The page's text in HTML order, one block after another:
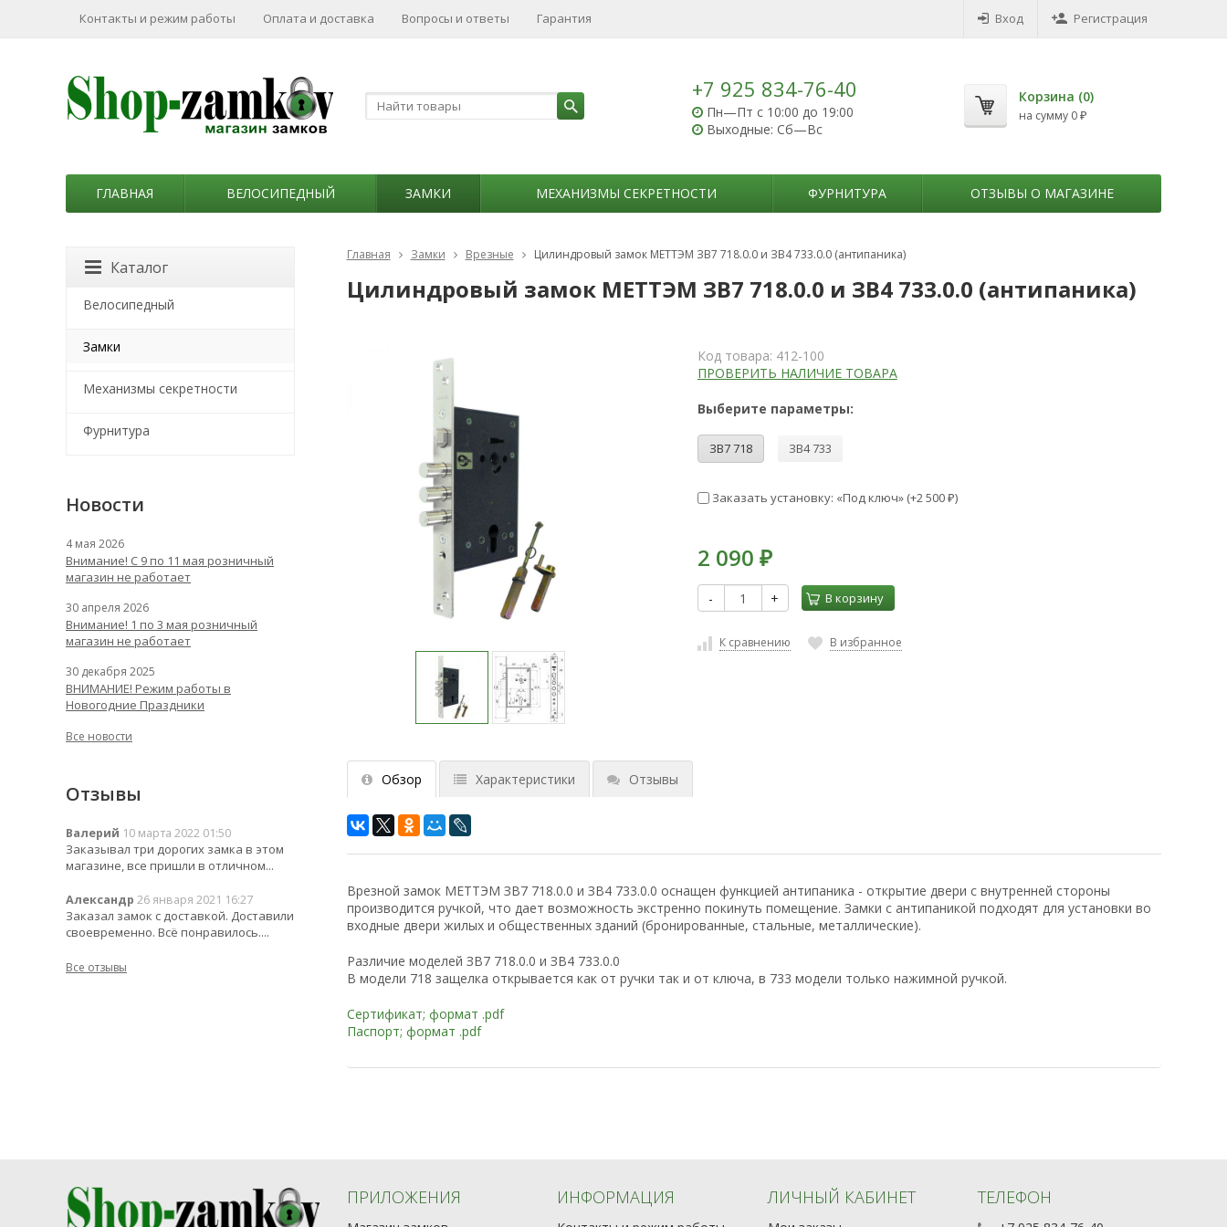
Контакты и режим работы Оплата и доставка Вопросы и ответы Гарантия Вход Регистрация
+7 925 834-76-40
Пн—Пт с 10:00 до 19:00
Выходные: Сб—Вс
Корзина (0)
на сумму 0 ₽
ГЛАВНАЯ ВЕЛОСИПЕДНЫЙ ЗАМКИ МЕХАНИЗМЫ СЕКРЕТНОСТИ ФУРНИТУРА ОТЗЫВЫ О МАГАЗИНЕ
Главная Замки Врезные Цилиндровый замок МЕТТЭМ ЗВ7 718.0.0 и ЗВ4 733.0.0 (антипаника)
Цилиндровый замок МЕТТЭМ ЗВ7 718.0.0 и ЗВ4 733.0.0 (антипаника)
Код товара: 412-100
ПРОВЕРИТЬ НАЛИЧИЕ ТОВАРА
Выберите параметры:
ЗВ7 718 ЗВ4 733
Заказать установку: «Под ключ» (+2 500 ₽)
2 090 ₽
- + В корзину
К сравнению В избранное
Обзор Характеристики Отзывы
Врезной замок МЕТТЭМ ЗВ7 718.0.0 и ЗВ4 733.0.0 оснащен функцией антипаника - открытие двери с внутренней стороны
производится ручкой, что дает возможность экстренно покинуть помещение. Замки с антипаникой подходят для установки во
входные двери жилых и общественных зданий (бронированные, стальные, металлические).
Различие моделей ЗВ7 718.0.0 и ЗВ4 733.0.0
В модели 718 защелка открывается как от ручки так и от ключа, в 733 модели только нажимной ручкой.
Сертификат; формат .pdf
Паспорт; формат .pdf
Каталог
Велосипедный
Замки
Механизмы секретности
Фурнитура
Новости
4 мая 2026
Внимание! С 9 по 11 мая розничный
магазин не работает
30 апреля 2026
Внимание! 1 по 3 мая розничный
магазин не работает
30 декабря 2025
ВНИМАНИЕ! Режим работы в
Новогодние Праздники
Все новости
Отзывы
Валерий 10 марта 2022 01:50
Заказывал три дорогих замка в этом
магазине, все пришли в отличном...
Александр 26 января 2021 16:27
Заказал замок с доставкой. Доставили
своевременно. Всё понравилось....
Все отзывы
ПРИЛОЖЕНИЯ ИНФОРМАЦИЯ ЛИЧНЫЙ КАБИНЕТ ТЕЛЕФОН